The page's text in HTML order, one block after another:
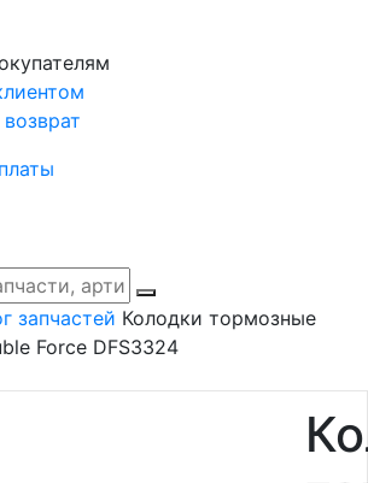
запчастей Колодки тормозные
Force DFS3324